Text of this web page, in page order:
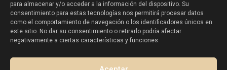
para almacenar y/o acceder a la información del dispositivo. Su
consentimiento para estas tecnologías nos permitirá procesar datos
como el comportamiento de navegación o los identificadores únicos en
este sitio. No dar su consentimiento o retirarlo podría afectar
negativamente a ciertas características y funciones.
Vende tu propiedad:
Vender propiedad en La Mata